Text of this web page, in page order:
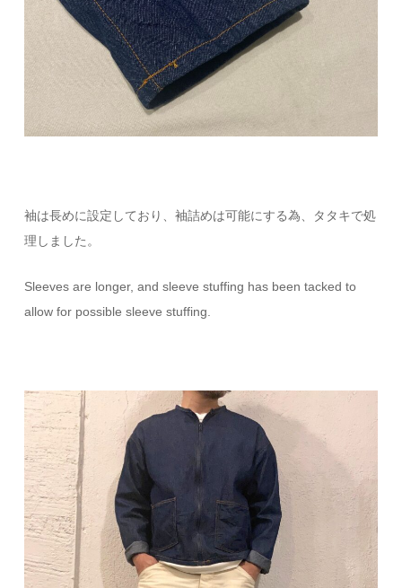
袖は長めに設定しており、袖詰めは可能にする為、タタキで処
理しました。
Sleeves are longer, and sleeve stuffing has been tacked to
allow for possible sleeve stuffing.